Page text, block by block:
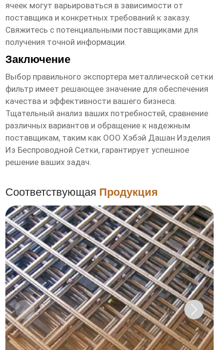
ячеек могут варьироваться в зависимости от
поставщика и конкретных требований к заказу.
Свяжитесь с потенциальными поставщиками для
получения точной информации.
Заключение
Выбор правильного экспортера металлической сетки
фильтр имеет решающее значение для обеспечения
качества и эффективности вашего бизнеса.
Тщательный анализ ваших потребностей, сравнение
различных вариантов и обращение к надежным
поставщикам, таким как ООО Хэбэй Дашан Изделия
Из Беспроводной Сетки, гарантирует успешное
решение ваших задач.
Соответствующая Продукция